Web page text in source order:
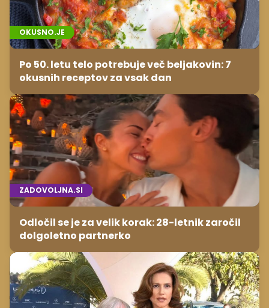
OKUSNO.JE
Po 50. letu telo potrebuje več beljakovin: 7
okusnih receptov za vsak dan
ZADOVOLJNA.SI
Odločil se je za velik korak: 28-letnik zaročil
dolgoletno partnerko